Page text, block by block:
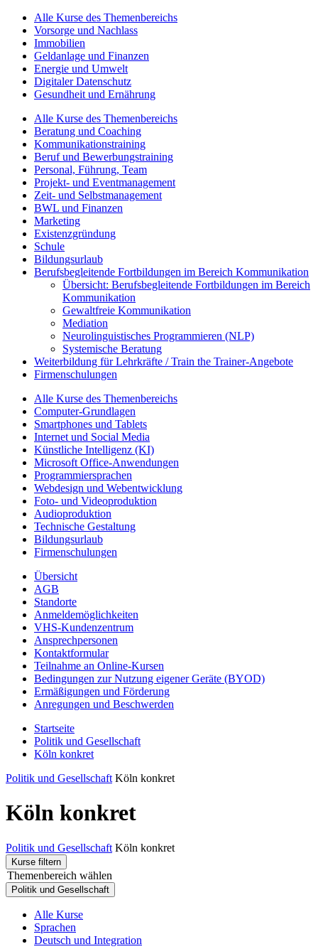
Alle Kurse des Themenbereichs
Vorsorge und Nachlass
Immobilien
Geldanlage und Finanzen
Energie und Umwelt
Digitaler Datenschutz
Gesundheit und Ernährung
Alle Kurse des Themenbereichs
Beratung und Coaching
Kommunikationstraining
Beruf und Bewerbungstraining
Personal, Führung, Team
Projekt- und Eventmanagement
Zeit- und Selbstmanagement
BWL und Finanzen
Marketing
Existenzgründung
Schule
Bildungsurlaub
Berufsbegleitende Fortbildungen im Bereich Kommunikation
Übersicht: Berufsbegleitende Fortbildungen im Bereich
Kommunikation
Gewaltfreie Kommunikation
Mediation
Neurolinguistisches Programmieren (NLP)
Systemische Beratung
Weiterbildung für Lehrkräfte / Train the Trainer-Angebote
Firmenschulungen
Alle Kurse des Themenbereichs
Computer-Grundlagen
Smartphones und Tablets
Internet und Social Media
Künstliche Intelligenz (KI)
Microsoft Office-Anwendungen
Programmiersprachen
Webdesign und Webentwicklung
Foto- und Videoproduktion
Audioproduktion
Technische Gestaltung
Bildungsurlaub
Firmenschulungen
Übersicht
AGB
Standorte
Anmeldemöglichkeiten
VHS-Kundenzentrum
Ansprechpersonen
Kontaktformular
Teilnahme an Online-Kursen
Bedingungen zur Nutzung eigener Geräte (BYOD)
Ermäßigungen und Förderung
Anregungen und Beschwerden
Startseite
Politik und Gesellschaft
Köln konkret
Politik und Gesellschaft Köln konkret
Köln konkret
Politik und Gesellschaft Köln konkret
Kurse filtern
Themenbereich wählen
Politik und Gesellschaft
Alle Kurse
Sprachen
Deutsch und Integration